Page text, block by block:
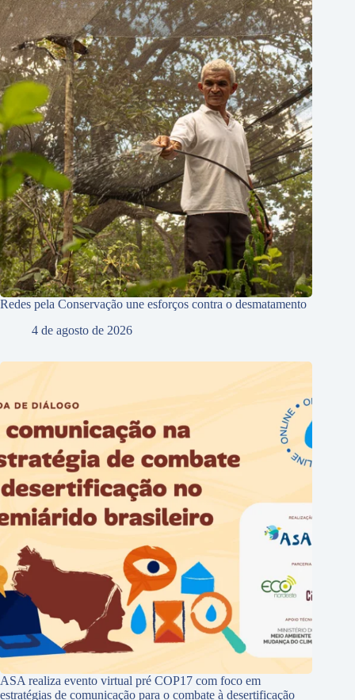
Redes pela Conservação une esforços contra o desmatamento
4 de agosto de 2026
ASA realiza evento virtual pré COP17 com foco em
estratégias de comunicação para o combate à desertificação